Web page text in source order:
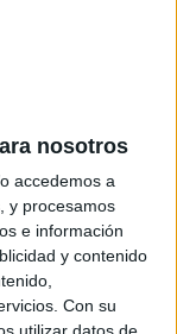
nosotros
accedemos a
y procesamos
e información
y contenido
Con su